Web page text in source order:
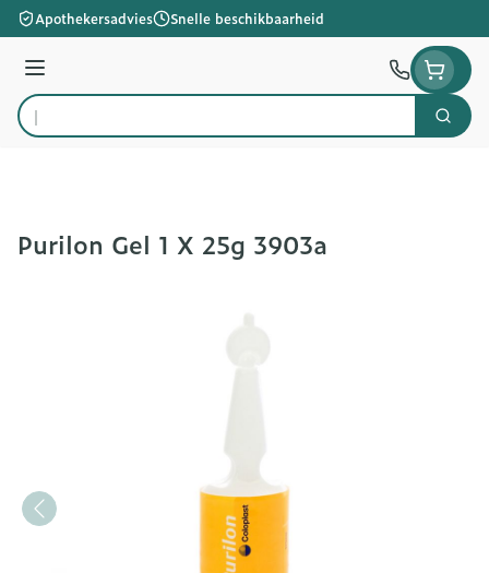
Ga naar de inhoud
Apothekersadvies Snelle beschikbaarheid
Menu
Product, merk, categorie...
Zoek
Purilon Gel 1 X 25g 3903a